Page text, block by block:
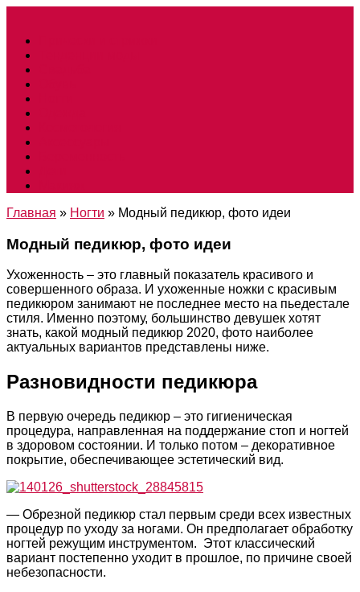
Главная » Ногти » Модный педикюр, фото идеи
Модный педикюр, фото идеи
Ухоженность – это главный показатель красивого и
совершенного образа. И ухоженные ножки с красивым
педикюром занимают не последнее место на пьедестале
стиля. Именно поэтому, большинство девушек хотят
знать, какой модный педикюр 2020, фото наиболее
актуальных вариантов представлены ниже.
Разновидности педикюра
В первую очередь педикюр – это гигиеническая
процедура, направленная на поддержание стоп и ногтей
в здоровом состоянии. И только потом – декоративное
покрытие, обеспечивающее эстетический вид.
— Обрезной педикюр стал первым среди всех известных
процедур по уходу за ногами. Он предполагает обработку
ногтей режущим инструментом. Этот классический
вариант постепенно уходит в прошлое, по причине своей
небезопасности.